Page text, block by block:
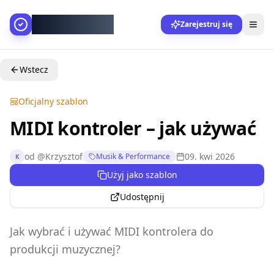
Zarejestruj się
Wstecz
Oficjalny szablon
MIDI kontroler – jak używać
K od @Krzysztof Musik & Performance
09. kwi 2026
Użyj jako szablon
Udostępnij
Jak wybrać i używać MIDI kontrolera do
produkcji muzycznej?